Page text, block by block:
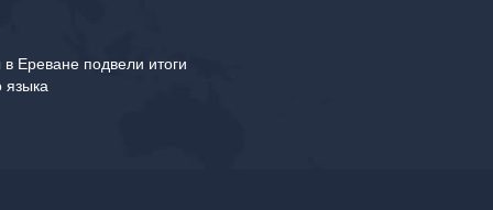
Ереване подвели итоги
языка